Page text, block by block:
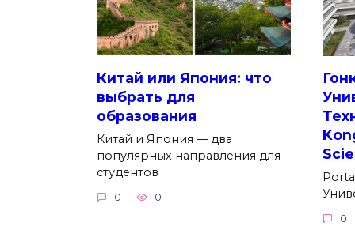
Китай или Япония: что
выбрать для
образования
Китай и Япония — два
популярных направления для
студентов
0 0
0